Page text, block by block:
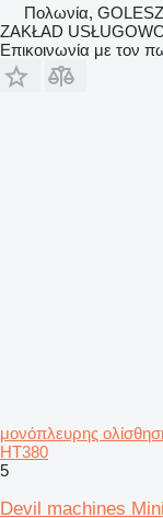
Πολωνία,
ZAKŁAD
Επικοινωνία με τον
μονόπλευρης
HT380
5
Devil machines